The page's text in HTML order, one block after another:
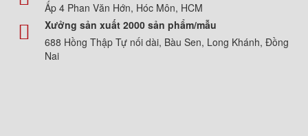
Ấp 4 Phan Văn Hớn, Hóc Môn, HCM
Xưởng sản xuất 2000 sản phẩm/mẫu
688 Hồng Thập Tự nối dài, Bàu Sen, Long Khánh, Đồng
Nai